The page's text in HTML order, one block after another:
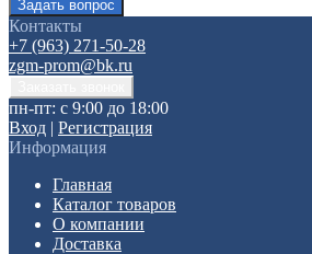
Контакты
+7 (963) 271-50-28
zgm-prom@bk.ru
пн-пт: с 9:00 до 18:00
Вход | Регистрация
Информация
Главная
Каталог товаров
О компании
Доставка